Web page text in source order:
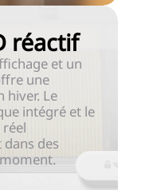
réactif
et un
une
hiver. Le
intégré et le
des